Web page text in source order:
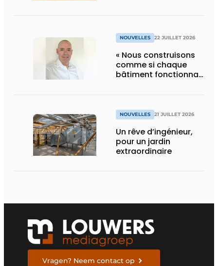
NOUVELLES 22 JUILLET 2026
« Nous construisons
comme si chaque
bâtiment fonctionnait
»NOUVELLES 21 JUILLET 2026
Un rêve d’ingénieur,
pour un jardin
extraordinaire
Vragen? Neem contact op